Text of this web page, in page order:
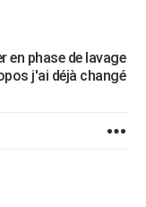
en phase de lavage
j'ai déjà changé